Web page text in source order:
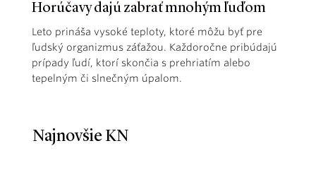
Horúčavy dajú zabrať mnohým ľuďom
Leto prináša vysoké teploty, ktoré môžu byť pre
ľudský organizmus záťažou. Každoročne pribúdajú
prípady ľudí, ktorí skončia s prehriatím alebo
tepelným či slnečným úpalom.
Najnovšie KN